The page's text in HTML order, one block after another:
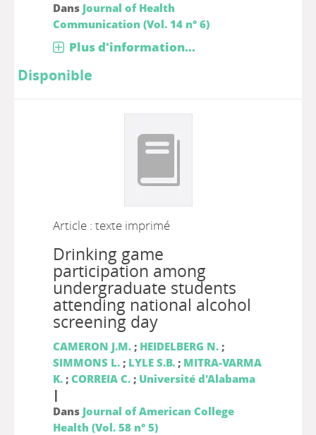
Dans Journal of Health
Communication (Vol. 14 n° 6)
Plus d'information...
Disponible
Article : texte imprimé
Drinking game
participation among
undergraduate students
attending national alcohol
screening day
CAMERON J.M.; HEIDELBERG N.;
SIMMONS L.; LYLE S.B.; MITRA-VARMA
K.; CORREIA C.; Université d'Alabama
|
Dans Journal of American College
Health (Vol. 58 n° 5)